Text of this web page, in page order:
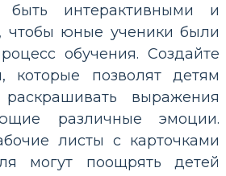
интерактивными и
чтобы юные ученики были
обучения. Создайте
которые позволят детям
выражения
различные эмоции.
листы с карточками
могут поощрять детей